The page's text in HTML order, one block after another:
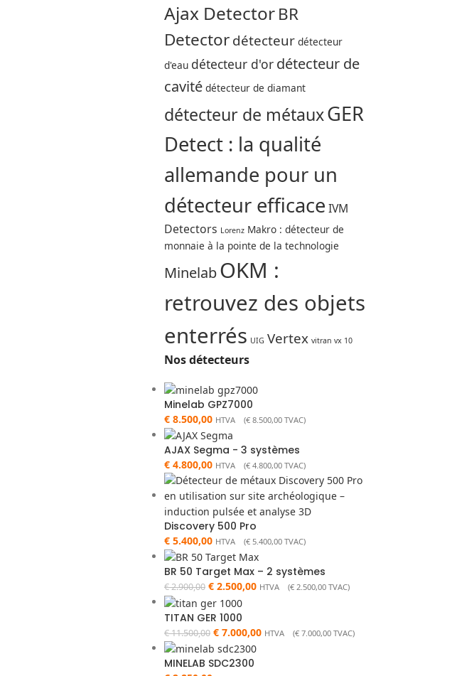
Ajax DetectorBR
Detectordétecteur détecteur
d'eau détecteur d'or détecteur de
cavité détecteur de diamant
détecteur de métauxGER
Detect : la qualité
allemande pour un
détecteur efficace IVM
Detectors Lorenz Makro : détecteur de
monnaie à la pointe de la technologie
MinelabOKM :
retrouvez des objets
enterrés UIG Vertex vitran vx 10
Nos détecteurs
Minelab GPZ7000
€8.500,00 HTVA (€8.500,00TVAC)
AJAX Segma - 3 systèmes
€4.800,00 HTVA (€4.800,00TVAC)
Discovery 500 Pro
€5.400,00 HTVA (€5.400,00TVAC)
BR 50 Target Max – 2 systèmes
€2.900,00 €2.500,00 HTVA (€2.500,00TVAC)
TITAN GER 1000
€11.500,00 €7.000,00 HTVA (€7.000,00TVAC)
MINELAB SDC2300